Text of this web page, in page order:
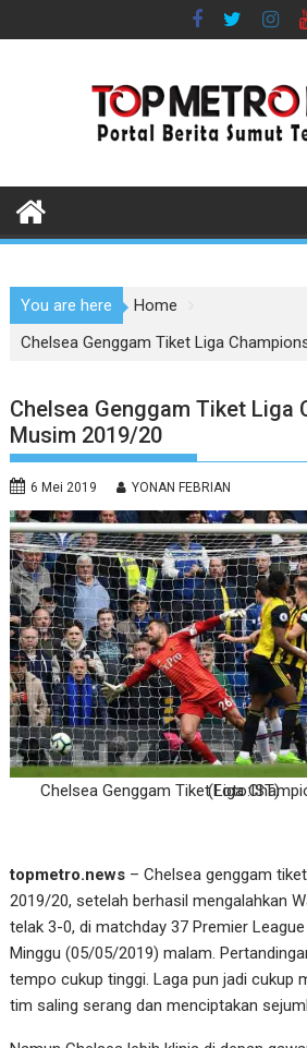
to
You are here
Home
Chelsea Genggam Tiket Liga
Chelsea Genggam Tiket Liga
Musim 2019/20
6 Mei 2019 YONAN FEBRIAN
Chelsea Genggam Tiket Liga Champions Musim 2019/20.(Foto:IST)
topmetro.news – Chelsea genggam
2019/20, setelah berhasil mengalahkan
telak 3-0, di matchday 37 Premier
Minggu (05/05/2019) malam.
tempo cukup tinggi. Laga pun jadi cukup
tim saling serang dan menciptakan